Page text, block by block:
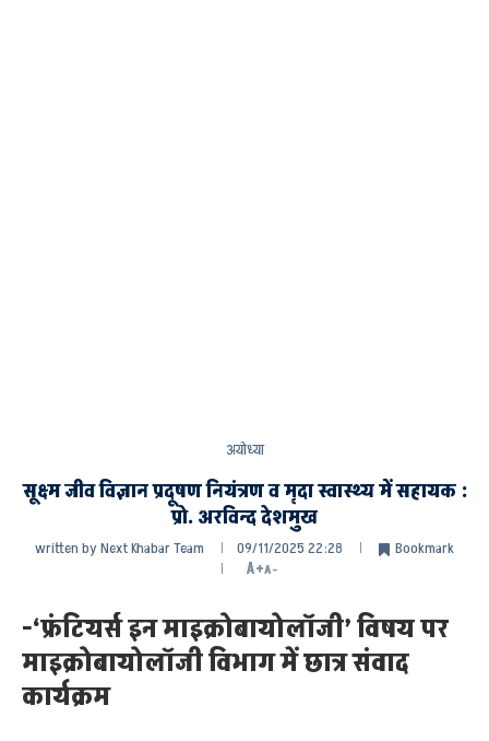
अयोध्या
सूक्ष्म जीव विज्ञान प्रदूषण नियंत्रण व मृदा स्वास्थ्य में सहायक :
प्रो. अरविन्द देशमुख
written byNext Khabar Team 09/11/2025 22:28
Bookmark
A+A-
-‘फ्रंटियर्स इन माइक्रोबायोलॉजी’ विषय पर
माइक्रोबायोलॉजी विभाग में छात्र संवाद
कार्यक्रम